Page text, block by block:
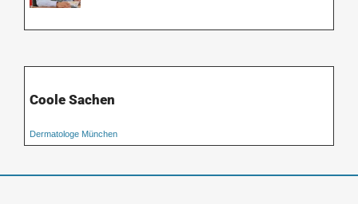
Coole Sachen
Dermatologe München